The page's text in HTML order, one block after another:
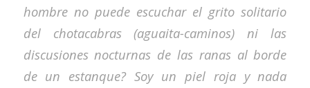
hombre no puede escuchar el grito solitario
del chotacabras (aguaita-caminos) ni las
discusiones nocturnas de las ranas al borde
de un estanque? Soy un piel roja y nada